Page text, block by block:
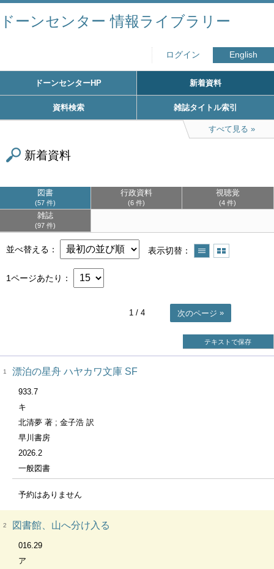
ドーンセンター 情報ライブラリー
ログイン English
ドーンセンターHP 新着資料
資料検索 雑誌タイトル索引
すべて見る
新着資料
図書
57 件
行政資料
6 件
視聴覚
4 件
雑誌
97 件
並べ替える 表示切替
1ページあたり
1 / 4 次のページ
テキストで保存
1 漂泊の星舟 ハヤカワ文庫 SF
933.7
キ
北清夢 著 ; 金子浩 訳
早川書房
2026.2
一般図書
予約はありません
2 図書館、山へ分け入る
016.29
ア